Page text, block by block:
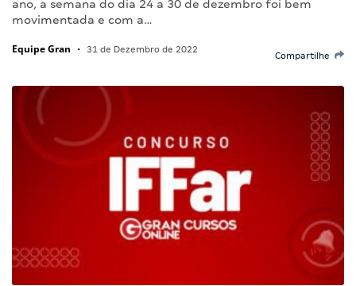
ano, a semana do dia 24 a 30 de dezembro foi bem
movimentada e com a…
Equipe Gran • 31 de Dezembro de 2022
Compartilhe